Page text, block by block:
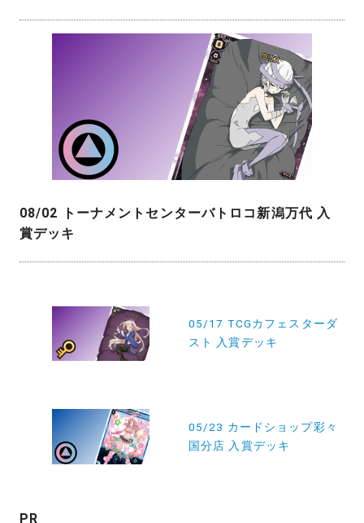
08/02 トーナメントセンターバトロコ新潟万代 入
賞デッキ
ン
05/17 TCGカフェスターダ
スト 入賞デッキ
05/23 カードショップ彩々
国分店 入賞デッキ
PR